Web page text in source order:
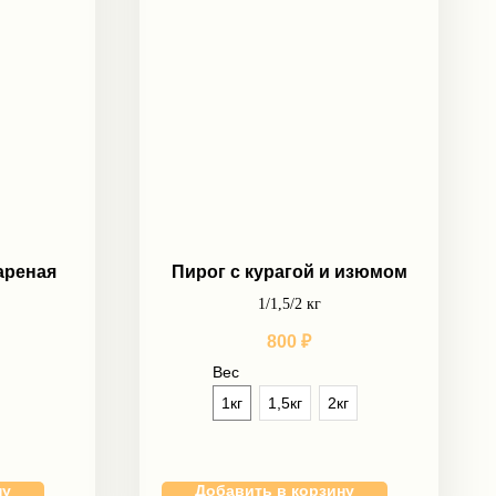
Пирог с курагой и изюмом
1/1,5/2 кг
800 ₽
Вес
1кг
1,5кг 2кг
Добавить в корзину